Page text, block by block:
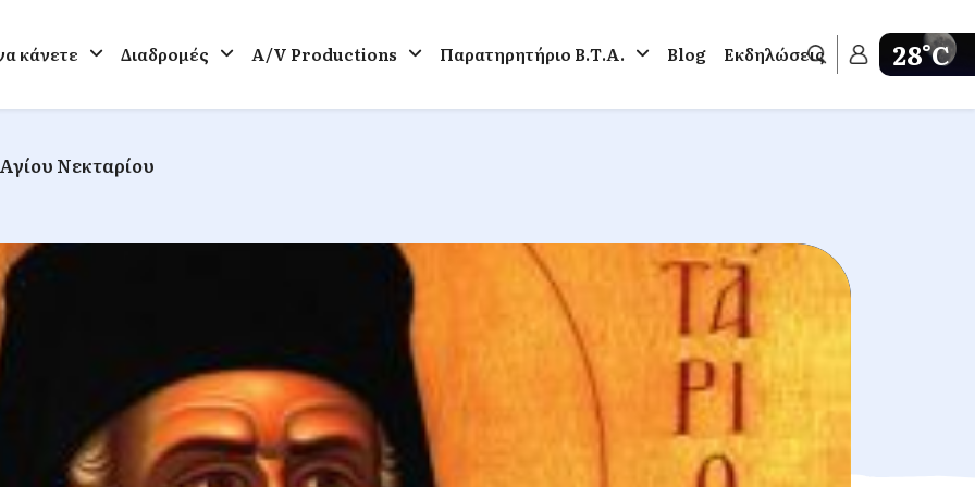
κάνετε Διαδρομές A/V Productions Παρατηρητήριο Β.Τ.Α. Blog Εκδηλώσεις 28°C
Get
Νεκταρίου